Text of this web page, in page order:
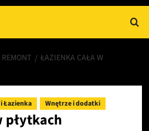
ŁAZIENKA CAŁA W
Łazienka Wnętrze i dodatki
płytkach